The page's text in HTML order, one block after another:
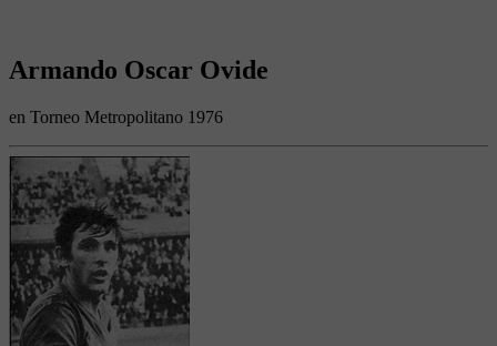
Armando Oscar Ovide
en Torneo Metropolitano 1976